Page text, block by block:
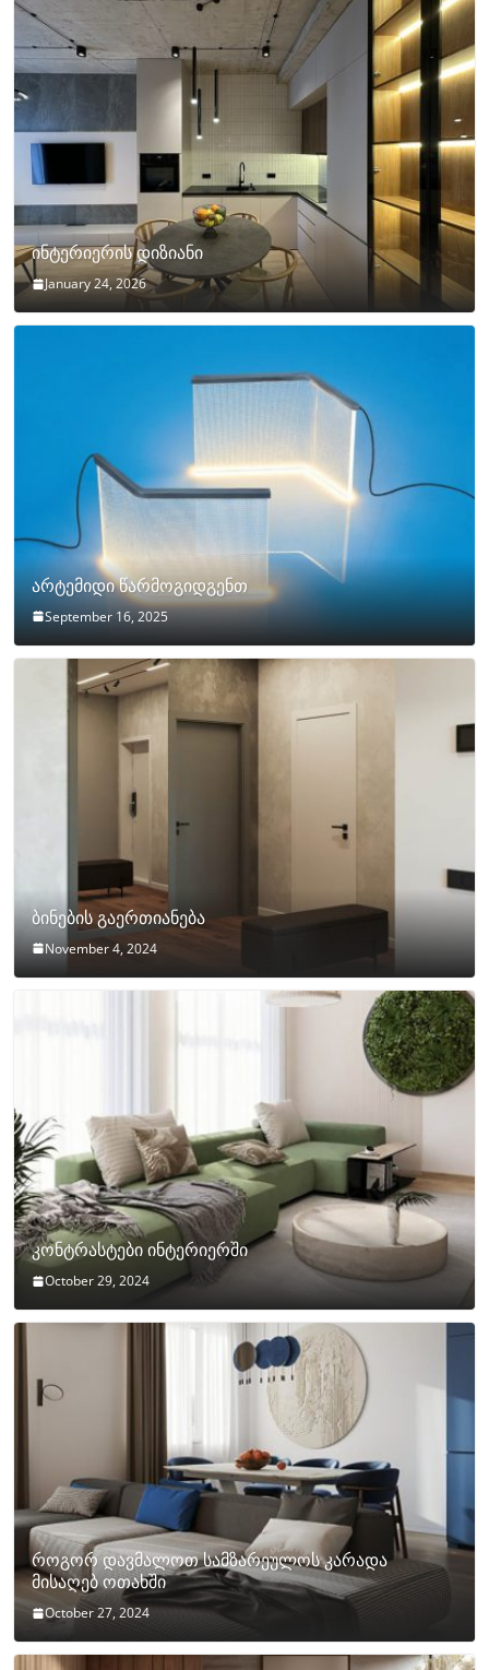
ინტერიერის დიზიანი
January 24, 2026
არტემიდი წარმოგიდგენთ
September 16, 2025
ბინების გაერთიანება
November 4, 2024
კონტრასტები ინტერიერში
October 29, 2024
როგორ დავმალოთ სამზარეულოს კარადა
მისაღებ ოთახში
October 27, 2024